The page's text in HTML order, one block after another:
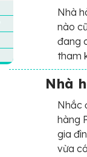
Nhà
nào
đang
tham
Nhà
Nhắc
hàng
gia
vừa